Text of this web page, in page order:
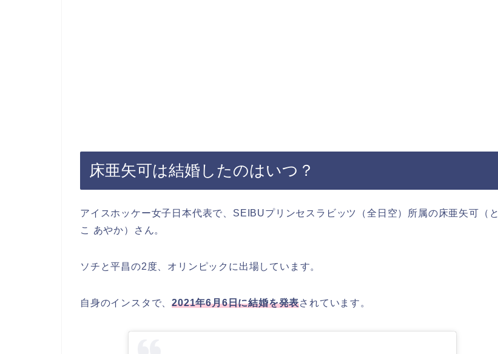
床亜矢可は結婚したのはいつ？
アイスホッケー女子日本代表で、SEIBUプリンセスラビッツ（全日空）所属の床亜矢可（と
こ あやか）さん。
ソチと平昌の2度、オリンピックに出場しています。
自身のインスタで、2021年6月6日に結婚を発表されています。